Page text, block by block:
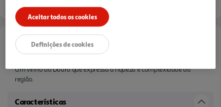
Informações de Marketing
Um vinho do Douro que expressa a riqueza e complexidade da
região.
Características
Aceitar todos os cookies
Definições de cookies